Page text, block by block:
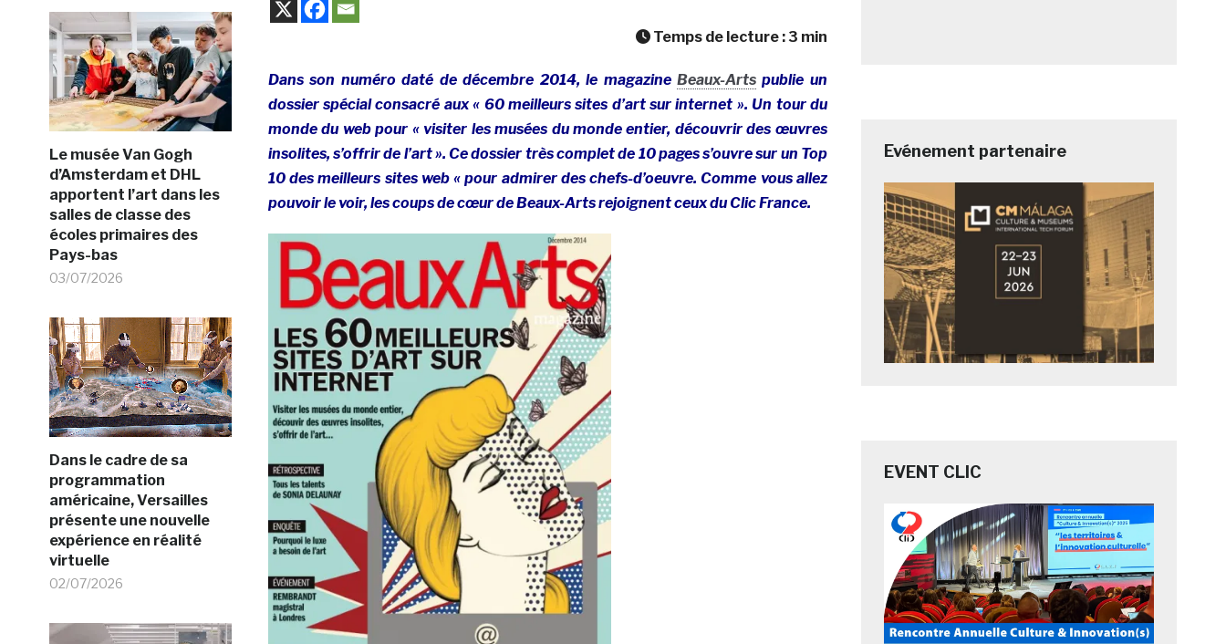
Le musée Van Gogh
d’Amsterdam et DHL
apportent l’art dans les
salles de classe des
écoles primaires des
Pays-bas
03/07/2026
Dans le cadre de sa
programmation
américaine, Versailles
présente une nouvelle
expérience en réalité
virtuelle
02/07/2026
Temps de lecture : 3 min
Dans son numéro daté de décembre 2014, le magazine Beaux-Artspublie un
dossier spécial consacré aux « 60 meilleurs sites d’art sur internet ». Un tour du
monde du web pour « visiter les musées du monde entier, découvrir des œuvres
insolites, s’offrir de l’art ». Ce dossier très complet de 10 pages s’ouvre sur un Top
10 des meilleurs sites web « pour admirer des chefs-d’oeuvre. Comme vous allez
pouvoir le voir, les coups de cœur de Beaux-Arts rejoignent ceux du Clic France.
Evénement partenaire
EVENT CLIC